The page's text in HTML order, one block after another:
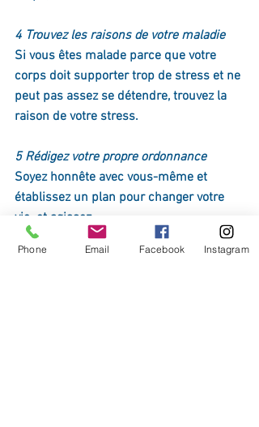
4 Trouvez les raisons de votre maladie
Si vous êtes malade parce que votre
corps doit supporter trop de stress et ne
peut pas assez se détendre, trouvez la
raison de votre stress.
5 Rédigez votre propre ordonnance
Soyez honnête avec vous-même et
établissez un plan pour changer votre
vie. et agissez.
6 Ne nous focalisez pas sur le résultat
Phone Email Facebook Instagram